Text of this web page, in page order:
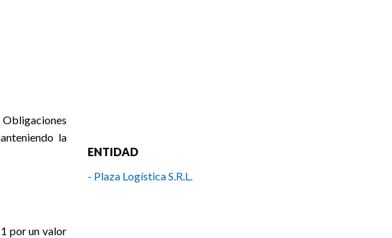
Obligaciones
la
por un valor
ENTIDAD
- Plaza Logística S.R.L.